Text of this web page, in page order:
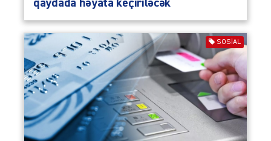
qaydada həyata keçiriləcək
SOSIAL